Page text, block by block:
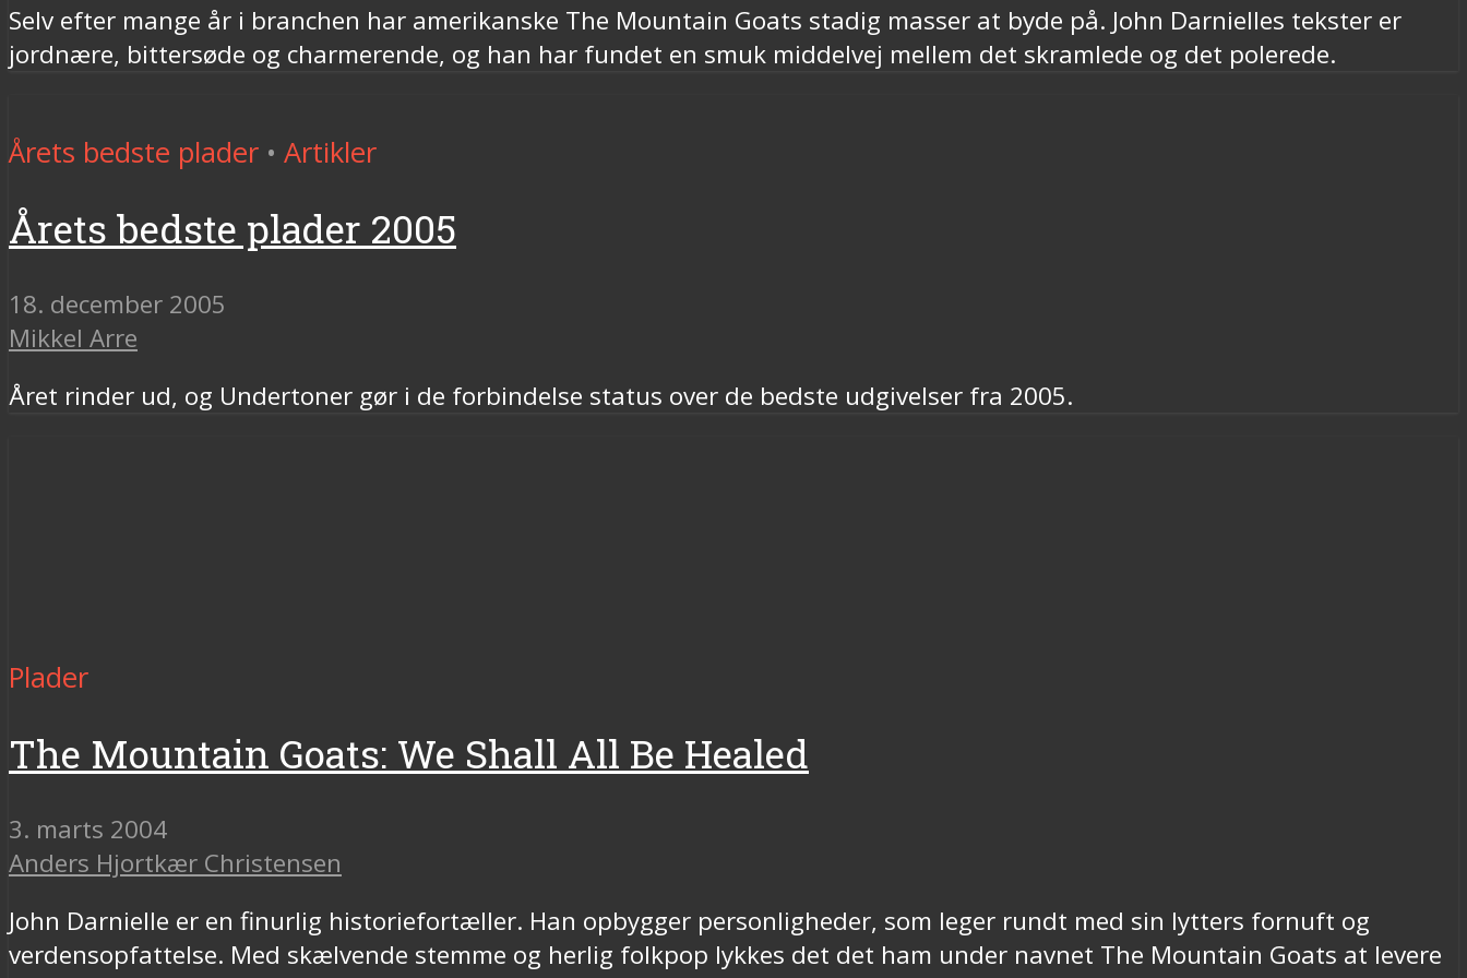
Selv efter mange år i branchen har amerikanske The Mountain Goats stadig masser at byde på. John Darnielles tekster er
jordnære, bittersøde og charmerende, og han har fundet en smuk middelvej mellem det skramlede og det polerede.
Årets bedste plader • Artikler
Årets bedste plader 2005
18. december 2005
Mikkel Arre
Året rinder ud, og Undertoner gør i de forbindelse status over de bedste udgivelser fra 2005.
Plader
The Mountain Goats: We Shall All Be Healed
3. marts 2004
Anders Hjortkær Christensen
John Darnielle er en finurlig historiefortæller. Han opbygger personligheder, som leger rundt med sin lytters fornuft og
verdensopfattelse. Med skælvende stemme og herlig folkpop lykkes det det ham under navnet The Mountain Goats at levere